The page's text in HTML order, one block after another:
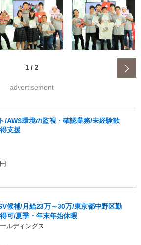
1 / 2
advertisement
/AWS環境の監視・確認業務/未経験歓
支援
候補/月給23万～30万/東京都中野区勤
可/夏季・年末年始休暇
ルディングス